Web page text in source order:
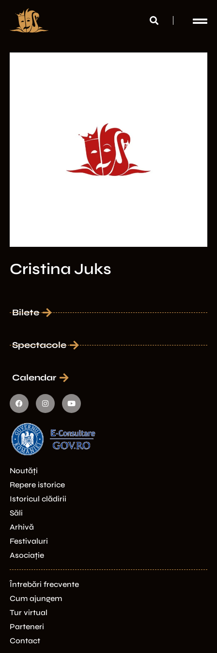
Cristina Juks
Bilete
Spectacole
Calendar
Noutăți
Repere istorice
Istoricul clădirii
Săli
Arhivă
Festivaluri
Asociație
Întrebări frecvente
Cum ajungem
Tur virtual
Parteneri
Contact